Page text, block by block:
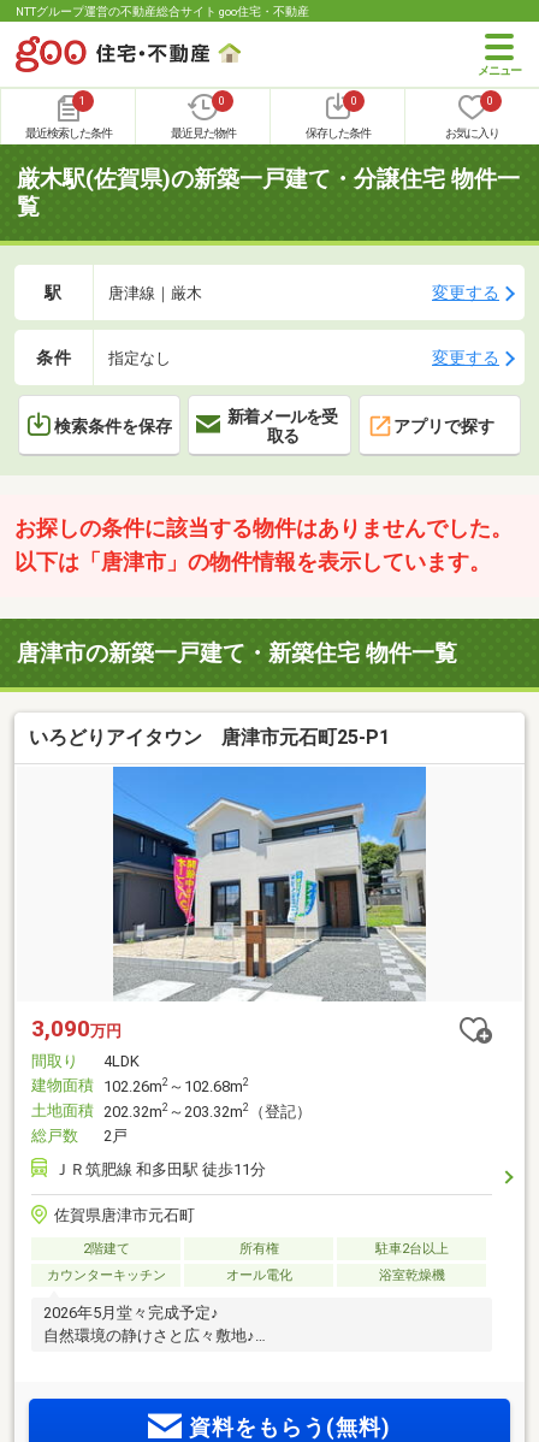
NTTグループ運営の不動産総合サイト goo住宅・不動産
1
最近検索した条件
0
最近見た物件
0
保存した条件
0
お気に入り
厳木駅(佐賀県)の新築一戸建て・分譲住宅 物件一
覧
駅 唐津線｜厳木 変更する
条件 指定なし 変更する
検索条件を保存
新着メールを受
取る
アプリで探す
お探しの条件に該当する物件はありませんでした。
以下は「唐津市」の物件情報を表示しています。
唐津市の新築一戸建て・新築住宅 物件一覧
いろどりアイタウン 唐津市元石町25-P1
3,090万円
間取り
4LDK
建物面積 102.26m2 ～102.68m2
土地面積 202.32m2 ～203.32m2
（登記）
総戸数
2戸
ＪＲ筑肥線 和多田駅 徒歩11分
佐賀県唐津市元石町
2階建て 所有権
駐車2台以上
カウンターキッチン
オール電化 浴室乾燥機
2026年5月堂々完成予定♪
自然環境の静けさと広々敷地♪
資料をもらう(無料)